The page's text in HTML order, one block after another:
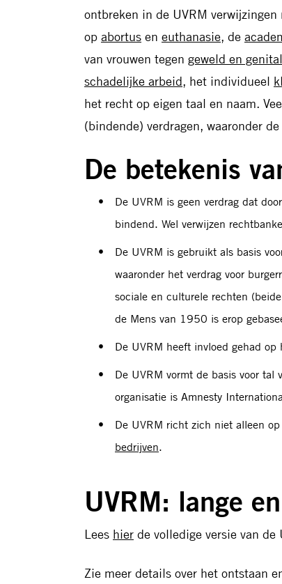
ontbreken in de UVRM
op abortus en euthanasie, de
van vrouwen tegen geweld en
schadelijke arbeid, het individueel
het recht op eigen taal en naam.
(bindende) verdragen, waaronder de
De betekenis
De UVRM is geen verdrag dat
bindend. Wel verwijzen
De UVRM is gebruikt als basis
waaronder het verdrag voor
sociale en culturele rechten
de Mens van 1950 is erop
De UVRM heeft invloed gehad
De UVRM vormt de basis voor tal
organisatie is Amnesty
De UVRM richt zich niet alleen
bedrijven.
UVRM: lange
Lees hier de volledige versie van de
Zie meer details over het ontstaan